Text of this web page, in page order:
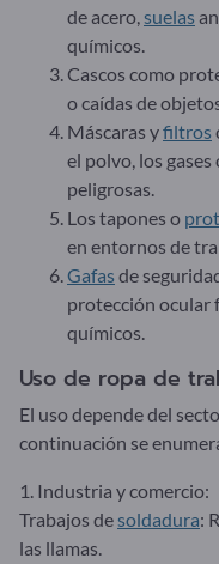
de acero,suelas
químicos.
Cascos como
o caídas de
Máscaras yfiltros
el polvo, los
peligrosas.
Los tapones o
en entornos de
Gafasde
protección ocular
químicos.
Uso de ropa de
El uso depende del
continuación se
1. Industria y comercio:
Trabajos desoldadura:
las llamas.